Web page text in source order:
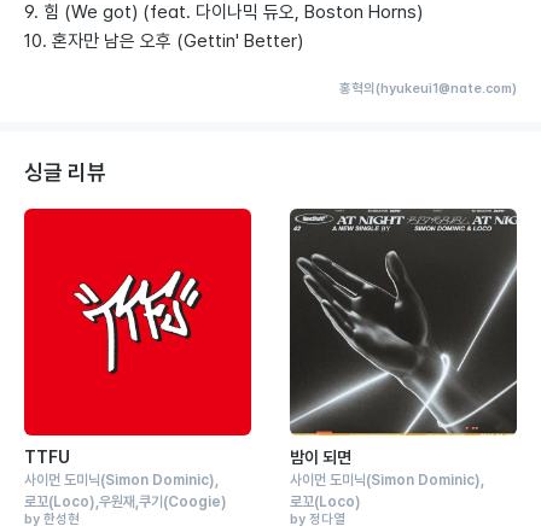
9. 힘 (We got) (feat. 다이나믹 듀오, Boston Horns)
10. 혼자만 남은 오후 (Gettin' Better)
홍혁의(hyukeui1@nate.com)
싱글 리뷰
TTFU
사이먼 도미닉(Simon Dominic)
로꼬(Loco) 우원재 쿠기 (Coogie)
by 한성현
밤이 되면
사이먼 도미닉(Simon Dominic)
로꼬(Loco)
by 정다열